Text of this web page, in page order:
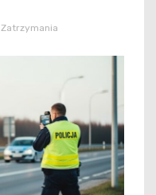
Zatrzymania